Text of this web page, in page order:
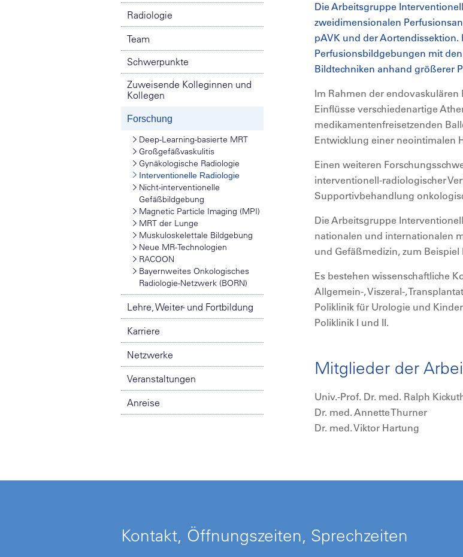
Radiologie
Team
Schwerpunkte
Zuweisende Kolleginnen und
Kollegen
Forschung
Deep-Learning-basierte MRT
Großgefäßvaskulitis
Gynäkologische Radiologie
Interventionelle Radiologie
Nicht-interventionelle
Gefäßbildgebung
Magnetic Particle Imaging (MPI)
MRT der Lunge
Muskuloskelettale Bildgebung
Neue MR-Technologien
RACOON
Bayernweites Onkologisches
Radiologie-Netzwerk (BORN)
Lehre, Weiter- und Fortbildung
Karriere
Netzwerke
Veranstaltungen
Anreise
Die Arbeitsgruppe
zweidimensionalen
pAVK und der
Perfusionsbildgebungen mit
Bildtechniken anhand größerer
Im Rahmen der
Einflüsse verschiedenartige
medikamentenfreisetzenden
Entwicklung einer neointimalen
Einen weiteren
interventionell-radiologischer
Supportivbehandlung
Die Arbeitsgruppe
nationalen und internationalen
und Gefäßmedizin, zum Beispiel
Es bestehen wissenschaftliche
Allgemein-, Viszeral-,
Poliklinik für Urologie und
Poliklinik I und II.
Mitglieder der
Univ.-Prof. Dr. med. Ralph
Dr. med. Annette Thurner
Dr. med. Viktor Hartung
Kontakt, Öffnungszeiten, Sprechzeiten